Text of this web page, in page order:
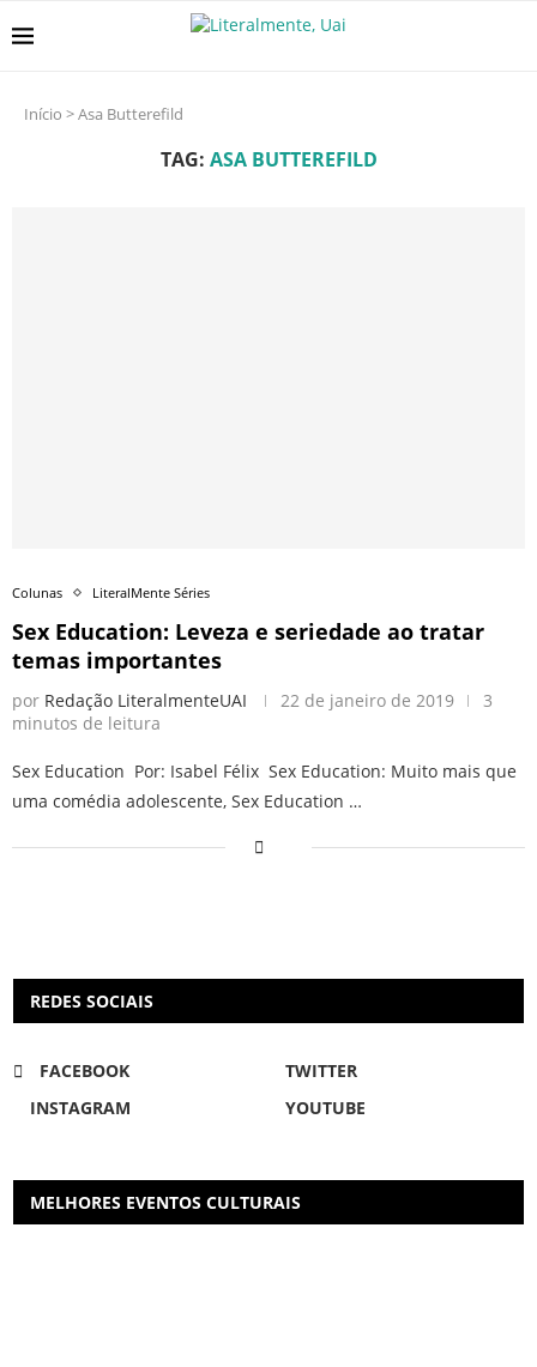
Início >Asa Butterefild
TAG: ASA BUTTEREFILD
Colunas LiteralMente Séries
Sex Education: Leveza e seriedade ao tratar
temas importantes
por Redação LiteralmenteUAI 22 de janeiro de 2019
3
minutos de leitura
Sex Education Por: Isabel Félix Sex Education: Muito mais que
uma comédia adolescente, Sex Education …
REDES SOCIAIS
FACEBOOK
TWITTER
INSTAGRAM
YOUTUBE
MELHORES EVENTOS CULTURAIS